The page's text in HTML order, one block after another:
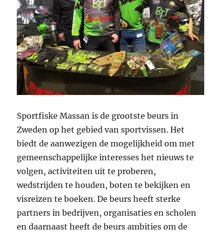
Sportfiske Massan is de grootste beurs in
Zweden op het gebied van sportvissen. Het
biedt de aanwezigen de mogelijkheid om met
gemeenschappelijke interesses het nieuws te
volgen, activiteiten uit te proberen,
wedstrijden te houden, boten te bekijken en
visreizen te boeken. De beurs heeft sterke
partners in bedrijven, organisaties en scholen
en daarnaast heeft de beurs ambities om de